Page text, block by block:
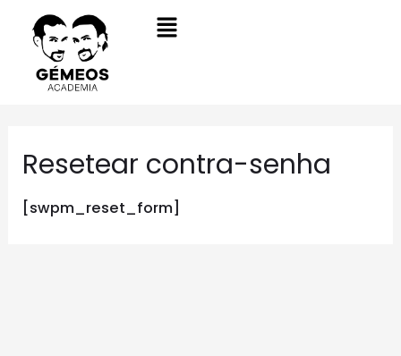
Resetear contra-senha
[swpm_reset_form]